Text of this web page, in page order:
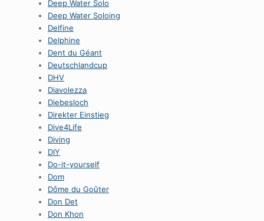
Deep Water Solo
Deep Water Soloing
Delfine
Delphine
Dent du Géant
Deutschlandcup
DHV
Diavolezza
Diebesloch
Direkter Einstieg
Dive4Life
Diving
DIY
Do-it-yourself
Dom
Dôme du Goûter
Don Det
Don Khon